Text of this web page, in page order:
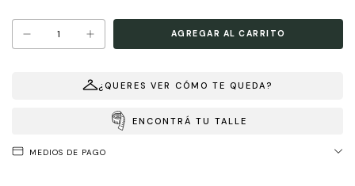
¿QUERES VER CÓMO TE QUEDA?
ENCONTRÁ TU TALLE
MEDIOS DE PAGO